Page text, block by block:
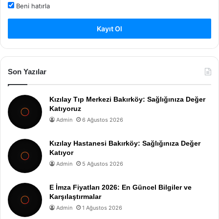
Beni hatırla
Kayıt Ol
Son Yazılar
Kızılay Tıp Merkezi Bakırköy: Sağlığınıza Değer
Katıyoruz
Admin 6 Ağustos 2026
Kızılay Hastanesi Bakırköy: Sağlığınıza Değer
Katıyor
Admin 5 Ağustos 2026
E İmza Fiyatları 2026: En Güncel Bilgiler ve
Karşılaştırmalar
Admin 1 Ağustos 2026